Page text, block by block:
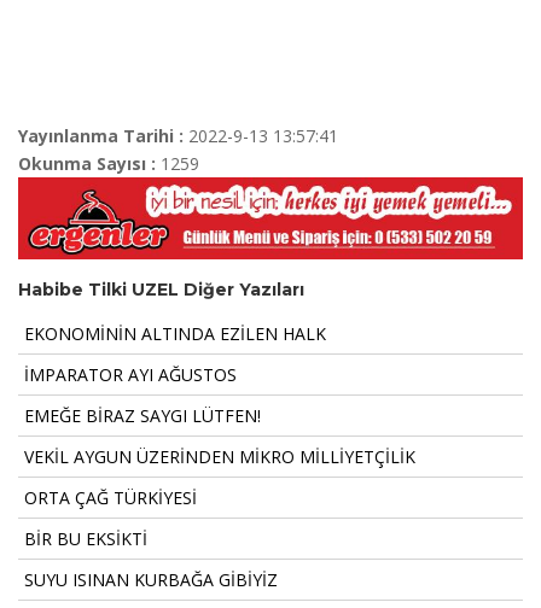
Yayınlanma Tarihi : 2022-9-13 13:57:41
Okunma Sayısı : 1259
Habibe Tilki UZEL Diğer Yazıları
EKONOMİNİN ALTINDA EZİLEN HALK
İMPARATOR AYI AĞUSTOS
EMEĞE BİRAZ SAYGI LÜTFEN!
VEKİL AYGUN ÜZERİNDEN MİKRO MİLLİYETÇİLİK
ORTA ÇAĞ TÜRKİYESİ
BİR BU EKSİKTİ
SUYU ISINAN KURBAĞA GİBİYİZ